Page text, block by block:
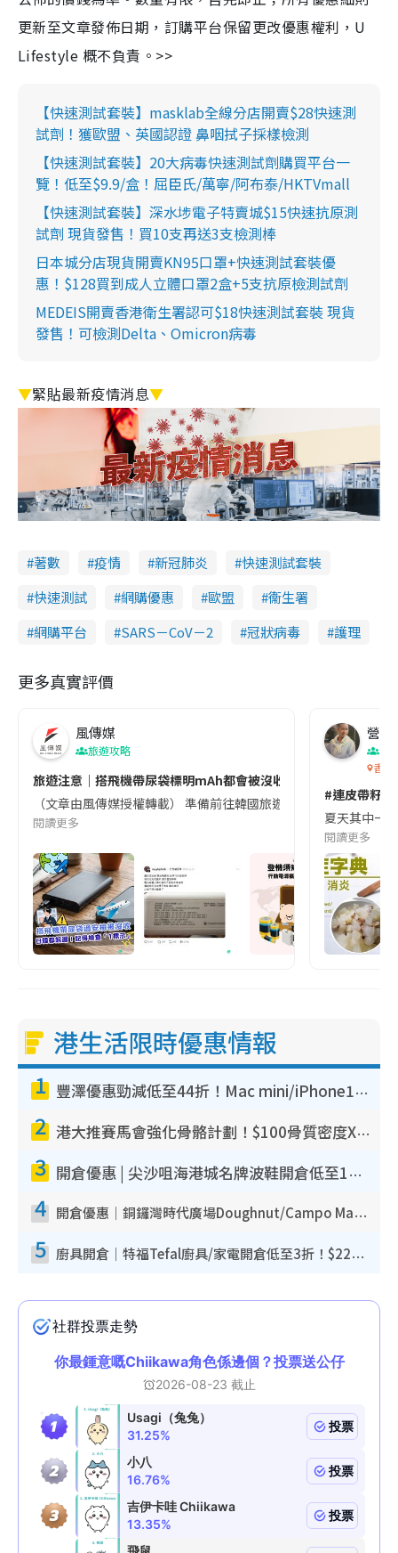
更新至文章發佈日期，訂購平台保留更改優惠權利，U
Lifestyle 概不負責。>>
【快速測試套裝】masklab全線分店開賣$28快速測
試劑！獲歐盟、英國認證 鼻咽拭子採樣檢測
【快速測試套裝】20大病毒快速測試劑購買平台一
覽！低至$9.9/盒！屈臣氏/萬寧/阿布泰/HKTVmall
【快速測試套裝】深水埗電子特賣城$15快速抗原測
試劑 現貨發售！買10支再送3支檢測棒
日本城分店現貨開賣KN95口罩+快速測試套裝優
惠！$128買到成人立體口罩2盒+5支抗原檢測試劑
MEDEIS開賣香港衛生署認可$18快速測試套裝 現貨
發售！可檢測Delta、Omicron病毒
▼緊貼最新疫情消息▼
著數 疫情 新冠肺炎
快速測試套裝
快速測試
網購優惠 歐盟
衞生署
網購平台
SARS－CoV－2 冠狀病毒 護理
更多真實評價
風傳媒
旅遊攻略
旅遊注意｜搭飛機帶尿袋標明mAh都會被沒收😱出發前切記檢查
（文章由風傳媒授權轉載） 準備前往韓國旅遊的民眾，近期要
閱讀更多
營養
香港
#連皮帶籽
夏天其中一
閱讀更多
港生活限時優惠情報
1 豐澤優惠勁減低至44折！Mac mini/iPhone17Pro大減價！廚房家電$220起
2 港大推賽馬會強化骨骼計劃！$100骨質密度X光檢查 完成免費運動訓練送超市禮券！附參加資格
3 開倉優惠 | 尖沙咀海港城名牌波鞋開倉低至1折！On鞋$899起／Joy&Peace鞋履$98起
4 開倉優惠｜銅鑼灣時代廣場Doughnut/Campo Marzio開倉低至1折！背囊、書包、手袋劈價$200起
5 廚具開倉｜特福Tefal廚具/家電開倉低至3折！$220起買平底鍋/炒鑊/湯煲！電飯煲/吸塵機/燙斗$418起